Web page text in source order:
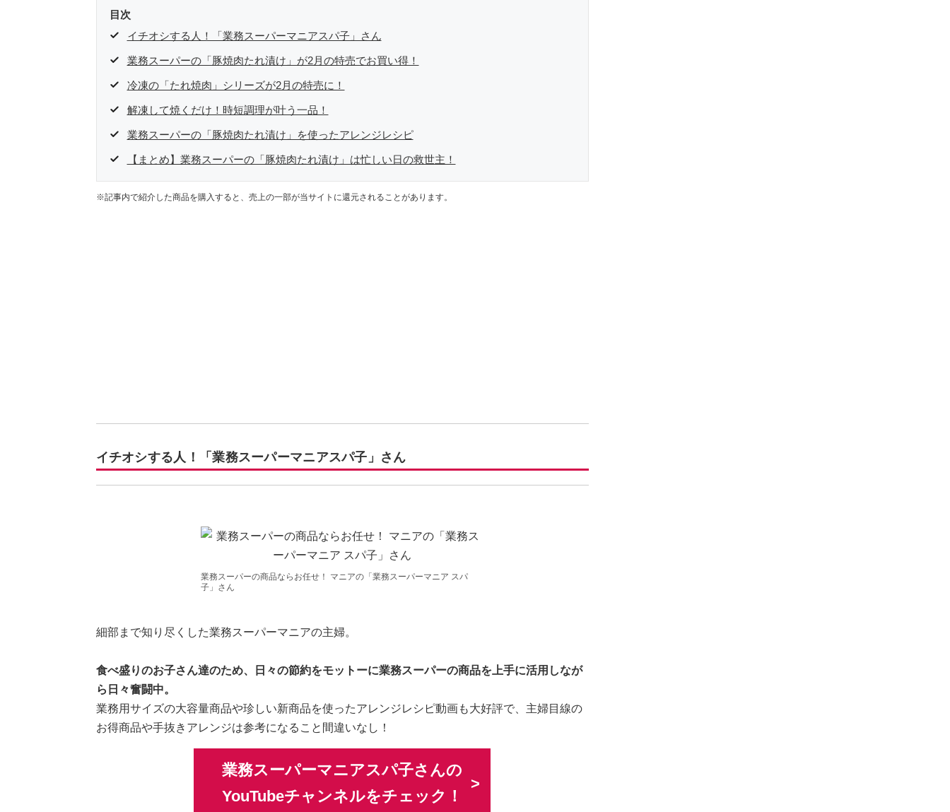
目次
イチオシする人！「業務スーパーマニアスパ子」さん
業務スーパーの「豚焼肉たれ漬け」が2月の特売でお買い得！
冷凍の「たれ焼肉」シリーズが2月の特売に！
解凍して焼くだけ！時短調理が叶う一品！
業務スーパーの「豚焼肉たれ漬け」を使ったアレンジレシピ
【まとめ】業務スーパーの「豚焼肉たれ漬け」は忙しい日の救世主！
※記事内で紹介した商品を購入すると、売上の一部が当サイトに還元されることがあります。
イチオシする人！「業務スーパーマニアスパ子」さん
業務スーパーの商品ならお任せ！ マニアの「業務スーパーマニア スパ
子」さん
細部まで知り尽くした業務スーパーマニアの主婦。
食べ盛りのお子さん達のため、日々の節約をモットーに業務スーパーの商品を上手に活用しなが
ら日々奮闘中。
業務用サイズの大容量商品や珍しい新商品を使ったアレンジレシピ動画も大好評で、主婦目線の
お得商品や手抜きアレンジは参考になること間違いなし！
業務スーパーマニアスパ子さんの
YouTubeチャンネルをチェック！